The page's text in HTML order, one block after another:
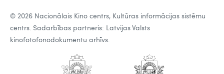
© 2026 Nacionālais Kino centrs, Kultūras informācijas sistēmu
centrs. Sadarbības partneris: Latvijas Valsts
kinofotofonodokumentu arhīvs.